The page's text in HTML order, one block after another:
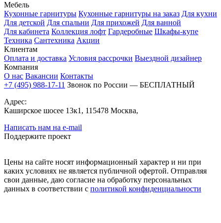
Мебель
Кухонные гарнитуры Кухонные гарнитуры на заказ Для кухни
Для детской Для спальни Для прихожей Для ванной
Для кабинета Коллекция лофт Гардеробные Шкафы-купе
Техника Сантехника Акции
Клиентам
Оплата и доставка Условия рассрочки Выездной дизайнер
Компания
О нас Вакансии Контакты
+7 (495) 988-17-11 Звонок по России — БЕСПЛАТНЫЙ
Адрес:
Каширское шосее 13к1, 115478 Москва,
Написать нам на e-mail
Поддержите проект
Цены на сайте носят информационный характер и ни при
каких условиях не является публичной офертой. Отправляя
свои данные, даю согласие на обработку персональных
данных в соответствии с политикой конфиденциальности